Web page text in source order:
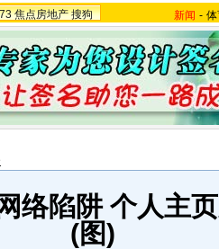
焦点房地产 搜狗 新闻 -
络陷阱 个人主
(图)